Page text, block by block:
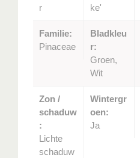
r
ke'
Familie:
Pinaceae
Bladkleu
r:
Groen,
Wit
Zon /
schaduw
:
Lichte
schaduw
Wintergr
oen:
Ja